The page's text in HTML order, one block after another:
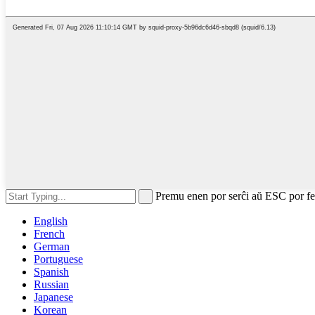
Premu enen por serĉi aŭ ESC por
English
French
German
Portuguese
Spanish
Russian
Japanese
Korean